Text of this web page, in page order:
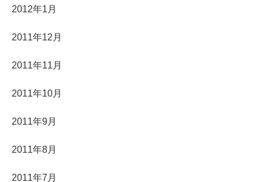
2012年1月
2011年12月
2011年11月
2011年10月
2011年9月
2011年8月
2011年7月